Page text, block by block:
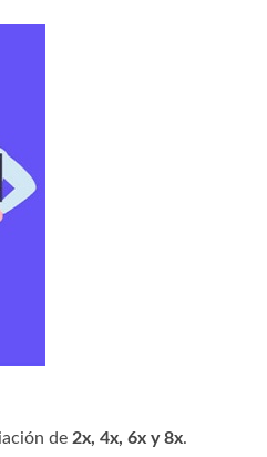
de 2x, 4x, 6x y 8x.